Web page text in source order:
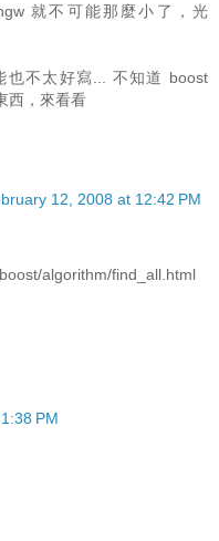
就不可能那麼小了，光
也不太好寫... 不知道 boost
西，來看看
12, 2008 at 12:42 PM
algorithm/find_all.html
PM